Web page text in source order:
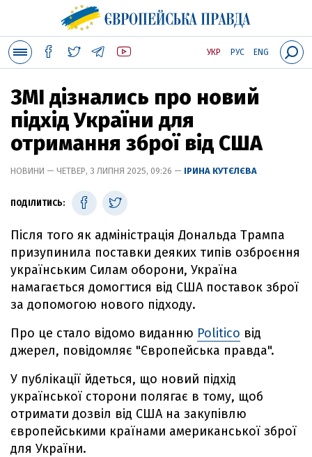
УКР РУС ENG
ЗМІ дізнались про новий
підхід України для
отримання зброї від США
НОВИНИ — ЧЕТВЕР, 3 ЛИПНЯ 2025, 09:26 — ІРИНА КУТЄЛЄВА
ПОДІЛИТИСЬ:
Після того як адміністрація Дональда Трампа
призупинила поставки деяких типів озброєння
українським Силам оборони, Україна
намагається домогтися від США поставок зброї
за допомогою нового підходу.
Про це стало відомо виданню Politico від
джерел, повідомляє "Європейська правда".
У публікації йдеться, що новий підхід
української сторони полягає в тому, щоб
отримати дозвіл від США на закупівлю
європейськими країнами американської зброї
для України.